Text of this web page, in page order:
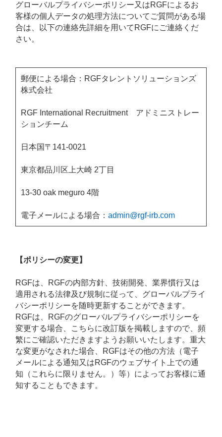
グローバルプライバシーポリシー又はRGFによるお
客様の個人データの処理方法についてご質問がある場
合は、以下の連絡先詳細を用いてRGFにご連絡くだ
さい。
郵便による場合：RGFタレントソリューションズ
株式会社
RGF International Recruitment アドミニストレー
ションチーム
日本国〒141‐0021
東京都品川区上大崎 2丁目
13-30 oak meguro 4階
電子メールによる場合：admin@rgf-irb.com
【ポリシーの変更】
RGFは、RGFの内部方針、技術開発、業界慣行又は
適用される法律及び規制に従って、グローバルプライ
バシーポリシーを随時更新することができます。
RGFは、RGFのグローバルプライバシーポリシーを
変更する場合、こちらに改訂版を掲載しますので、頻
繁にご確認いただきますようお願いいたします。重大
な変更がなされた場合、RGFはその他の方法（電子
メールによる通知又はRGFのウェブサイト上での通
知（これらに限りません。）等）によってお客様に通
知することもできます。